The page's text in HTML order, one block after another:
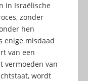
in Israëlische
zonder
hen
enige misdaad
van een
vermoeden van
wordt